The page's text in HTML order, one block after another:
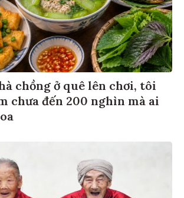
chồng ở quê lên chơi, tôi
chưa đến 200 nghìn mà ai